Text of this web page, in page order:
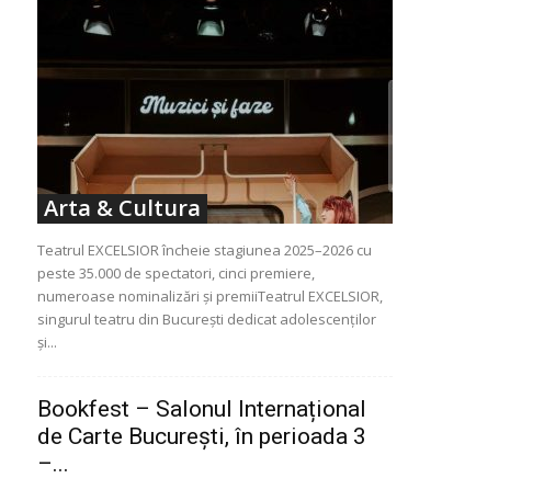
Arta & Cultura
Teatrul EXCELSIOR încheie stagiunea 2025–2026 cu
peste 35.000 de spectatori, cinci premiere,
numeroase nominalizări și premiiTeatrul EXCELSIOR,
singurul teatru din București dedicat adolescenților
și...
Bookfest – Salonul Internațional
de Carte București, în perioada 3
–...